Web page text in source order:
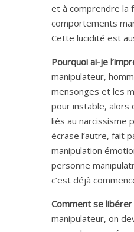
et à comprendre la
comportements
Cette lucidité est
Pourquoi ai-je
manipulateur,
mensonges et les
pour instable, alors
liés au narcissisme
écrase l’autre, fait
manipulation
personne
c’est déjà
Comment se libérer
manipulateur, on